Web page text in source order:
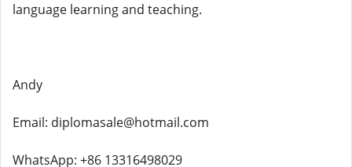
language learning and teaching.
Andy
Email: diplomasale@hotmail.com
WhatsApp: +86 13316498029